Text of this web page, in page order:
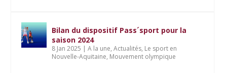
Bilan du dispositif Pass´sport pour la
saison 2024
8 Jan 2025 |A la une,Actualités, Le sport en
Nouvelle-Aquitaine, Mouvement olympique